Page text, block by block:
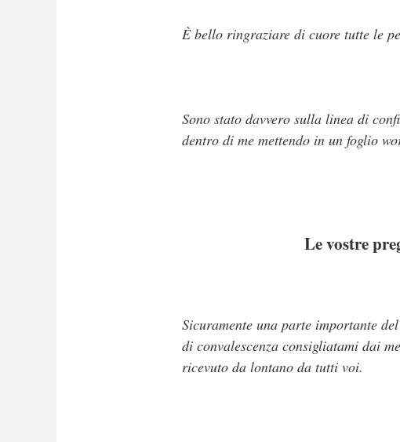
È bello ringraziare di cuore tutte le
Sono stato davvero sulla linea di
dentro di me mettendo in un foglio
Le vostre
Sicuramente una parte importante
di convalescenza consigliatami dai
ricevuto da lontano da tutti voi.